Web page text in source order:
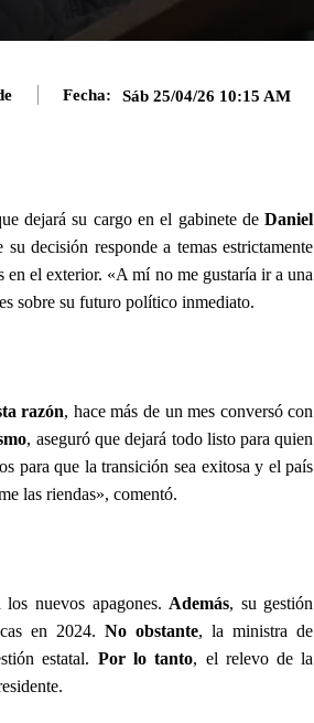
Fecha: Sáb 25/04/26 10:15 AM
dejará su cargo en el gabinete deDaniel
decisión responde a temas estrictamente
en el exterior. «A mí no me gustaría ir a una
sobre su futuro político inmediato.
razón, hace más de un mes conversó con
, aseguró que dejará todo listo para quien
para que la transición sea exitosa y el país
las riendas», comentó.
nuevos apagones. Además, su gestión
en 2024.No obstante, la ministra de
estatal. Por lo tanto, el relevo de la